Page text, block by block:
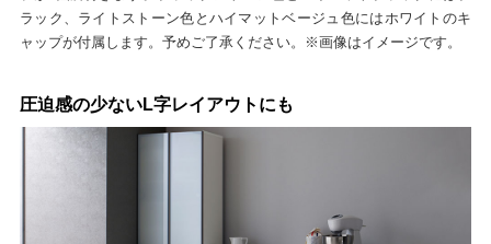
ラック、ライトストーン色とハイマットベージュ色にはホワイトのキ
ャップが付属します。予めご了承ください。※画像はイメージです。
圧迫感の少ないL字レイアウトにも